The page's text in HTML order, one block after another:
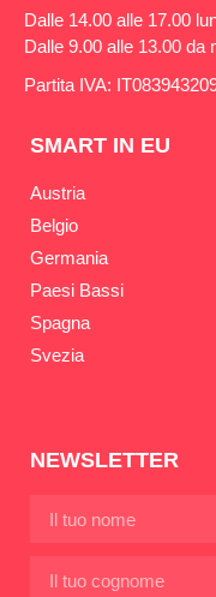
Dalle 14.00 alle 17.00
Dalle 9.00 alle 13.00 da
Partita IVA:
SMART IN EU
Austria
Belgio
Germania
Paesi Bassi
Spagna
Svezia
NEWSLETTER